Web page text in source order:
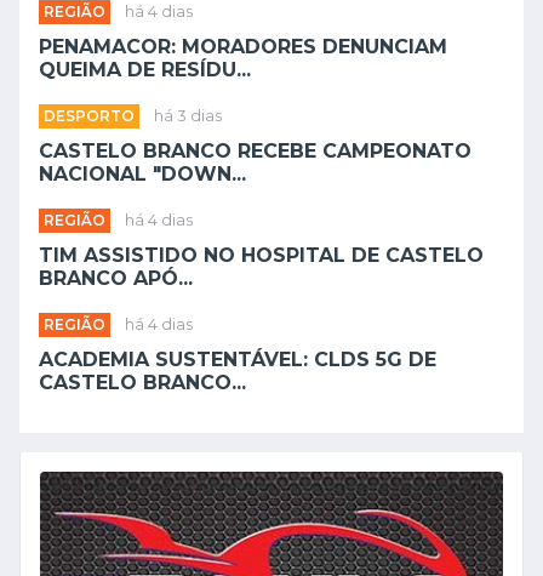
REGIÃO há 4 dias
PENAMACOR: MORADORES DENUNCIAM
QUEIMA DE RESÍDU...
DESPORTO há 3 dias
CASTELO BRANCO RECEBE CAMPEONATO
NACIONAL "DOWN...
REGIÃO há 4 dias
TIM ASSISTIDO NO HOSPITAL DE CASTELO
BRANCO APÓ...
REGIÃO há 4 dias
ACADEMIA SUSTENTÁVEL: CLDS 5G DE
CASTELO BRANCO...